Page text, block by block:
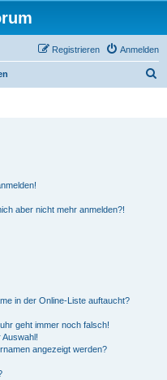
Anmelden
Registrieren
aber nicht mehr anmelden?!
in der Online-Liste auftaucht?
geht immer noch falsch!
angezeigt werden?